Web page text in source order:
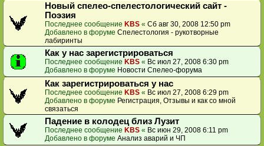
Новый спелео-спелестологический сайт -
Поэзия
Последнее сообщение KBS « Сб авг 30, 2008 12:50 pm
Добавлено в форуме Спелестология - рукотворные
лабиринты
Как у нас зарегистрироваться
Последнее сообщение KBS « Вс июл 27, 2008 6:30 pm
Добавлено в форуме Новости Спелео-форума
Как зарегистрироваться у нас
Последнее сообщение KBS « Вс июл 27, 2008 6:29 pm
Добавлено в форуме Регистрация, Отзывы и как со мной
связаться
Падение в колодец близ Лузит
Последнее сообщение KBS « Вс июн 29, 2008 6:11 pm
Добавлено в форуме Анализ аварий и ЧП